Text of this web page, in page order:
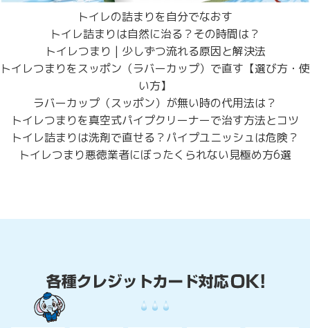
トイレの詰まりを自分でなおす
トイレ詰まりは自然に治る？その時間は？
トイレつまり | 少しずつ流れる原因と解決法
トイレつまりをスッポン（ラバーカップ）で直す【選び方・使
い方】
ラバーカップ（スッポン）が無い時の代用法は？
トイレつまりを真空式パイプクリーナーで治す方法とコツ
トイレ詰まりは洗剤で直せる？パイプユニッシュは危険？
トイレつまり悪徳業者にぼったくられない見極め方6選